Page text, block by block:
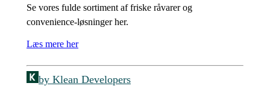
Se vores fulde sortiment af friske råvarer og
convenience-løsninger her.
Læs mere her
by Klean Developers